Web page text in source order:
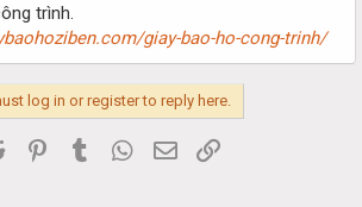
trình.
giay-bao-ho-cong-trinh/
log in or register to reply here.
Reddit PinterestTumblr WhatsApp
Email